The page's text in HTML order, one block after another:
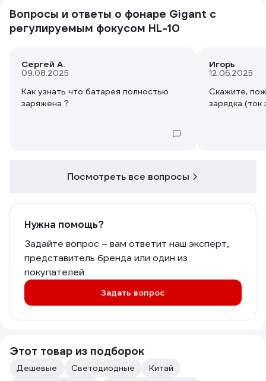
Вопросы и ответы о фонаре Gigant с
регулируемым фокусом HL-10
Сергей А.
09.08.2025
Как узнать что батарея полностью
заряжена ?
Игорь
12.06.2025
Скажите,
зарядка (ток
Посмотреть все вопросы
Нужна помощь?
Задайте вопрос – вам ответит наш эксперт,
представитель бренда или один из
покупателей
Задать вопрос
Этот товар из подборок
Дешевые Светодиодные Китай